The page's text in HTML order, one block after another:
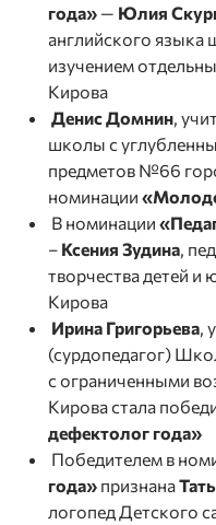
года» — Юлия
английского
изучением
Кирова
Денис Домнин ,
школы с
предметов №66
номинации
В номинации
– Ксения Зудина ,
творчества детей
Кирова
Ирина Григорьева ,
(сурдопедагог)
с ограниченными
Кирова стала
дефектолог года»
Победителем в
года» признана
логопед Детского